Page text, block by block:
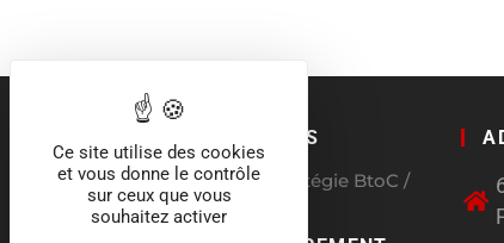
QUI SOMMES NOUS
Agence conseil en stratégie BtoC /
BtoB
Ce site utilise des cookies
et vous donne le contrôle
sur ceux que vous
souhaitez activer